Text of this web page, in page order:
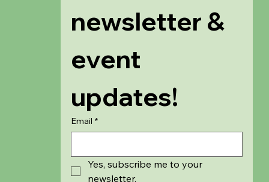
newsletter &
event
updates!
Email *
Yes, subscribe me to your
newsletter.